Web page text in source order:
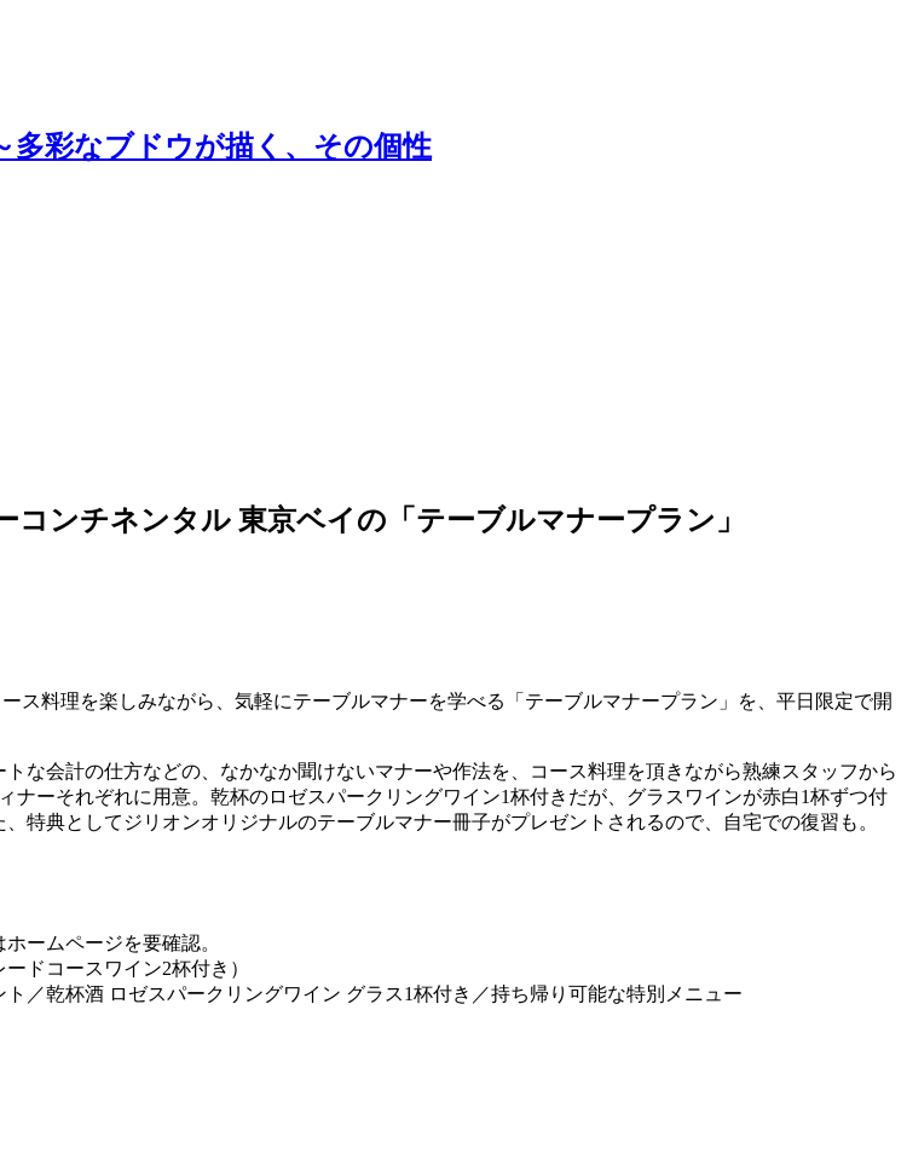
彩なブドウが描く、その個性
ンチネンタル 東京ベイの「テーブルマナープラン」
ス料理を楽しみながら、気軽にテーブルマナーを学べる「テーブルマナープラン」を、平日限定で開
な会計の仕方などの、なかなか聞けないマナーや作法を、コース料理を頂きながら熟練スタッフから
ーそれぞれに用意。乾杯のロゼスパークリングワイン1杯付きだが、グラスワインが赤白1杯ずつ付
特典としてジリオンオリジナルのテーブルマナー冊子がプレゼントされるので、自宅での復習も。
ームページを要確認。
ドコースワイン2杯付き）
／乾杯酒 ロゼスパークリングワイン グラス1杯付き／持ち帰り可能な特別メニュー